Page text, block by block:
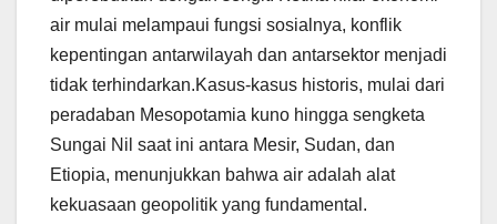
air mulai melampaui fungsi sosialnya, konflik
kepentingan antarwilayah dan antarsektor menjadi
tidak terhindarkan.Kasus-kasus historis, mulai dari
peradaban Mesopotamia kuno hingga sengketa
Sungai Nil saat ini antara Mesir, Sudan, dan
Etiopia, menunjukkan bahwa air adalah alat
kekuasaan geopolitik yang fundamental.